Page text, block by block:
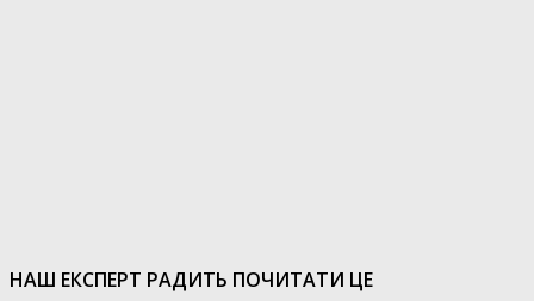
НАШ ЕКСПЕРТ РАДИТЬ ПОЧИТАТИ ЦЕ